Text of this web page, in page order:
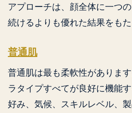
アプローチは、顔全体に一つ
続けるよりも優れた結果をもた
普通肌
普通肌は最も柔軟性がありま
ラタイプすべてが良好に機能
好み、気候、スキルレベル、